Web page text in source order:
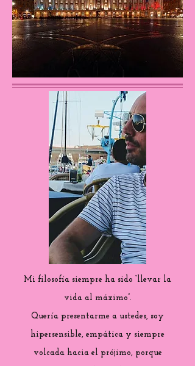
Mi filosofía siempre ha sido “llevar la
vida al máximo”.
Quería presentarme a ustedes, soy
hipersensible, empática y siempre
volcada hacia el prójimo, porque